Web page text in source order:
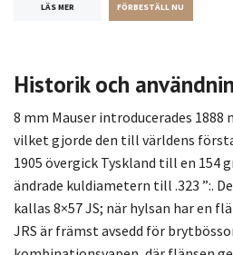
LÄS MER
Historik och
8 mm Mauser introducerades 1888
vilket gjorde den till världens
1905 övergick Tyskland till en 154
ändrade kuldiametern till .323 ”:.
kallas 8×57 JS; när hylsan har en
JRS är främst avsedd för